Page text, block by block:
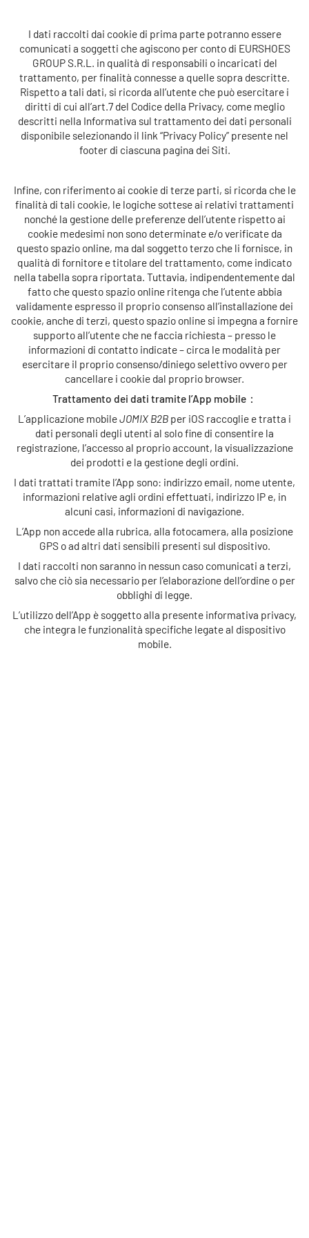
I dati raccolti dai cookie di prima parte potranno essere
comunicati a soggetti che agiscono per conto di EURSHOES
GROUP S.R.L. in qualità di responsabili o incaricati del
trattamento, per finalità connesse a quelle sopra descritte.
Rispetto a tali dati, si ricorda all’utente che può esercitare i
diritti di cui all’art.7 del Codice della Privacy, come meglio
descritti nella Informativa sul trattamento dei dati personali
disponibile selezionando il link “Privacy Policy” presente nel
footer di ciascuna pagina dei Siti.
Infine, con riferimento ai cookie di terze parti, si ricorda che le
finalità di tali cookie, le logiche sottese ai relativi trattamenti
nonché la gestione delle preferenze dell’utente rispetto ai
cookie medesimi non sono determinate e/o verificate da
questo spazio online, ma dal soggetto terzo che li fornisce, in
qualità di fornitore e titolare del trattamento, come indicato
nella tabella sopra riportata. Tuttavia, indipendentemente dal
fatto che questo spazio online ritenga che l’utente abbia
validamente espresso il proprio consenso all’installazione dei
cookie, anche di terzi, questo spazio online si impegna a fornire
supporto all’utente che ne faccia richiesta – presso le
informazioni di contatto indicate – circa le modalità per
esercitare il proprio consenso/diniego selettivo ovvero per
cancellare i cookie dal proprio browser.
Trattamento dei dati tramite l’App mobile：
L’applicazione mobileJOMIX B2B per iOS raccoglie e tratta i
dati personali degli utenti al solo fine di consentire la
registrazione, l’accesso al proprio account, la visualizzazione
dei prodotti e la gestione degli ordini.
I dati trattati tramite l’App sono: indirizzo email, nome utente,
informazioni relative agli ordini effettuati, indirizzo IP e, in
alcuni casi, informazioni di navigazione.
L’App non accede alla rubrica, alla fotocamera, alla posizione
GPS o ad altri dati sensibili presenti sul dispositivo.
I dati raccolti non saranno in nessun caso comunicati a terzi,
salvo che ciò sia necessario per l’elaborazione dell’ordine o per
obblighi di legge.
L’utilizzo dell’App è soggetto alla presente informativa privacy,
che integra le funzionalità specifiche legate al dispositivo
mobile.